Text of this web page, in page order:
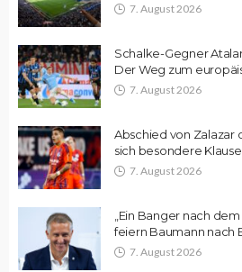
7. August 2026
Schalke-Gegner
Der Weg zum
7. August 2026
Abschied von Zalazar
sich besondere
7. August 2026
„Ein Banger nach
feiern Baumann nach
7. August 2026